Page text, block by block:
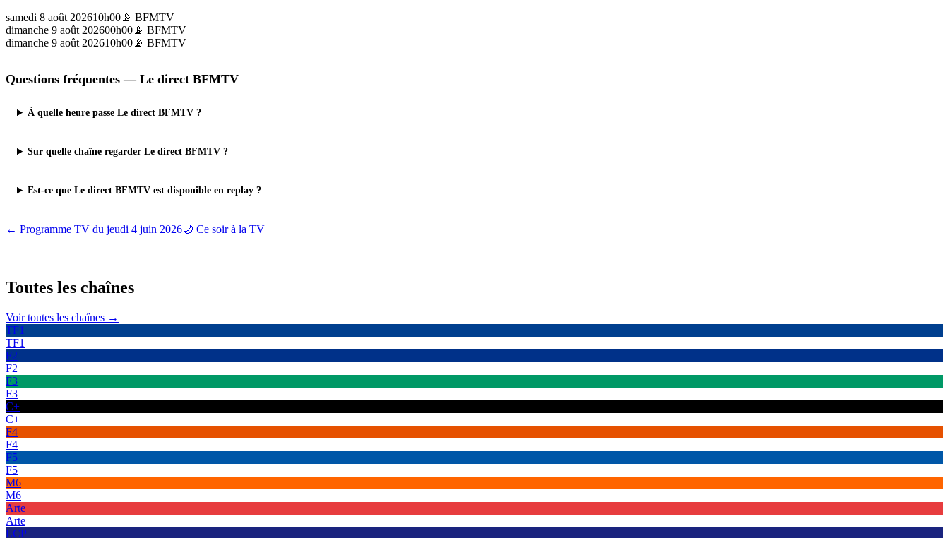
samedi 8 août 202610h00 📡 BFMTV
dimanche 9 août 202600h00 📡 BFMTV
dimanche 9 août 202610h00 📡 BFMTV
Questions fréquentes — Le direct BFMTV
À quelle heure passe Le direct BFMTV ?
Sur quelle chaîne regarder Le direct BFMTV ?
Est-ce que Le direct BFMTV est disponible en replay ?
← Programme TV du jeudi 4 juin 2026🌙 Ce soir à la TV
Toutes les chaînes
Voir toutes les chaînes →
TF1
TF1
F2
F2
F3
F3
C+
C+
F4
F4
F5
F5
M6
M6
Arte
Arte
LCP